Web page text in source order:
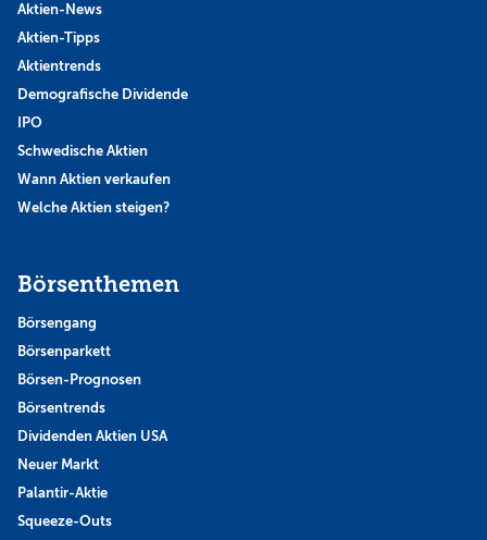
Aktien-News
Aktien-Tipps
Aktientrends
Demografische Dividende
IPO
Schwedische Aktien
Wann Aktien verkaufen
Welche Aktien steigen?
Börsenthemen
Börsengang
Börsenparkett
Börsen-Prognosen
Börsentrends
Dividenden Aktien USA
Neuer Markt
Palantir-Aktie
Squeeze-Outs